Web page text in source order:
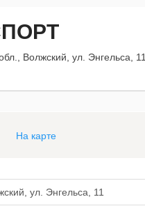
Волжский, ул. Энгельса, 11
На карте
ул. Энгельса, 11